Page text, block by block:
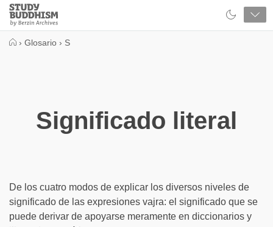
Close
Study
Buddhism
› Glosario › S
Significado literal
De los cuatro modos de explicar los diversos niveles de
significado de las expresiones vajra: el significado que se
puede derivar de apoyarse meramente en diccionarios y